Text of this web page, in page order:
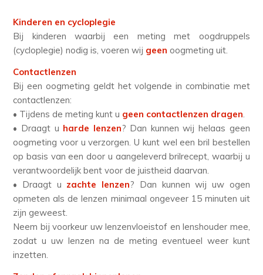
Kinderen en cycloplegie
Bij kinderen waarbij een meting met oogdruppels
(cycloplegie) nodig is, voeren wij geen oogmeting uit.
Contactlenzen
Bij een oogmeting geldt het volgende in combinatie met
contactlenzen:
• Tijdens de meting kunt u geen contactlenzen dragen
• Draagt u harde lenzen? Dan kunnen wij helaas geen
oogmeting voor u verzorgen. U kunt wel een bril bestellen
op basis van een door u aangeleverd brilrecept, waarbij u
verantwoordelijk bent voor de juistheid daarvan.
• Draagt u zachte lenzen? Dan kunnen wij uw ogen
opmeten als de lenzen minimaal ongeveer 15 minuten uit
zijn geweest.
Neem bij voorkeur uw lenzenvloeistof en lenshouder mee,
zodat u uw lenzen na de meting eventueel weer kunt
inzetten.